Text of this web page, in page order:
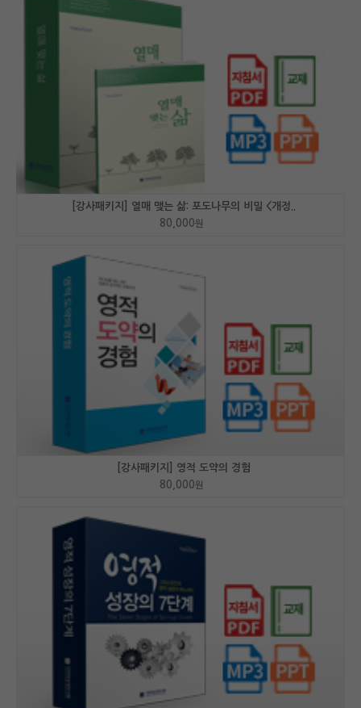
[강사패키지] 열매 맺는 삶: 포도나무의 비밀 <개정..
80,000원
[강사패키지] 영적 도약의 경험
80,000원